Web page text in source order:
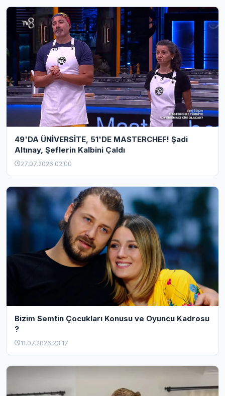
49'DA ÜNİVERSİTE, 51'DE MASTERCHEF! Şadi
Altınay, Şeflerin Kalbini Çaldı
27.07.2026 02:00
Bizim Semtin Çocukları Konusu ve Oyuncu Kadrosu
?
11.07.2026 23:17